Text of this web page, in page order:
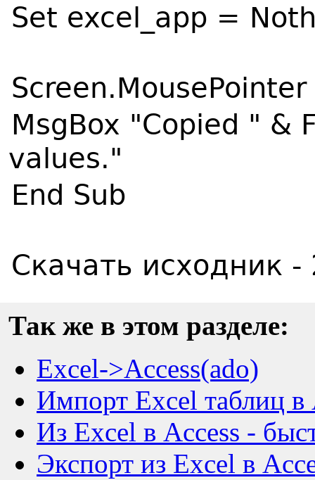
Set excel_app =
MsgBox "Copied " &
values."
End Sub
Скачать исходник -
Так же в этом разделе:
Excel->Access(ado)
Импорт Excel таблиц
Из Excel в Access -
Экспорт из Excel в